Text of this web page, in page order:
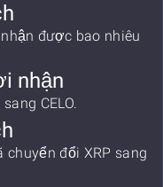
được bao nhiêu
nhận
CELO.
chuyển đổi XRP sang